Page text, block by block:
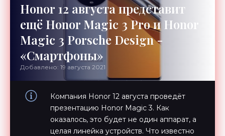
Honor 12 августа представит
ещё Honor Magic 3 Pro и Honor
Magic 3 Porsche Design -
«Смартфоны»
Добавлено: 19 августа 2021
Компания Honor 12 августа проведёт
презентацию Honor Magic 3. Как
оказалось, это будет не один аппарат, а
целая линейка устройств. Что известно